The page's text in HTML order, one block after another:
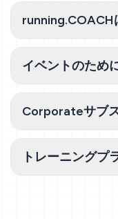
running.COACH
イベントのため
Corporateサブ
トレーニングプ